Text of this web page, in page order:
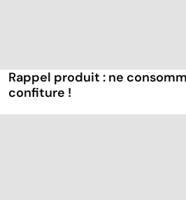
Rappel produit : ne
confiture !